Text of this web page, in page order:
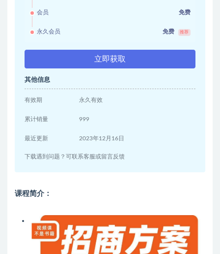
会员 免费
永久会员 免费 推荐
立即获取
其他信息
有效期 永久有效
累计销量 999
最近更新 2023年12月16日
下载遇到问题？可联系客服或留言反馈
课程简介：